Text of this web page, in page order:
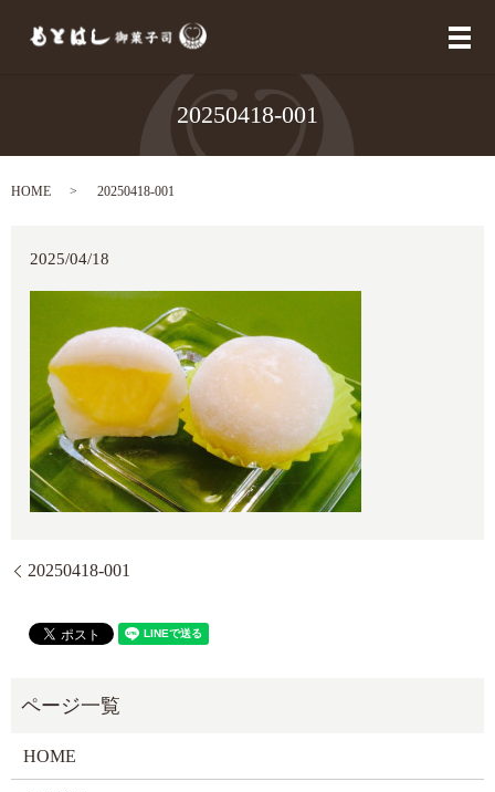
メ
20250418-001
HOME 20250418-001
2025/04/18
20250418-001
HOME